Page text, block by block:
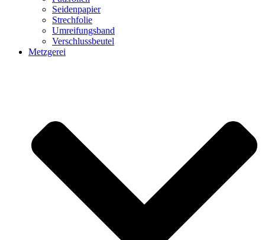
Seidenpapier
Strechfolie
Umreifungsband
Verschlussbeutel
Metzgerei